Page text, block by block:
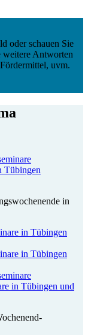
oder schauen Sie
Antworten
uvm.
Tübingen
in
in Tübingen und